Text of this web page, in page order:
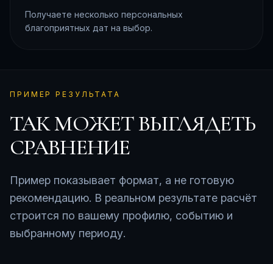
Получаете несколько персональных
благоприятных дат на выбор.
ПРИМЕР РЕЗУЛЬТАТА
ТАК МОЖЕТ ВЫГЛЯДЕТЬ
СРАВНЕНИЕ
Пример показывает формат, а не готовую
рекомендацию. В реальном результате расчёт
строится по вашему профилю, событию и
выбранному периоду.